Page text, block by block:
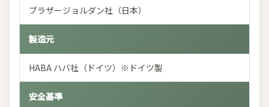
ブラザージョルダン社（日本）
製造元
HABA ハバ社（ドイツ）※ドイツ製
安全基準